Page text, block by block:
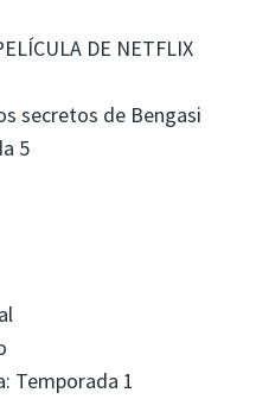
DE NETFLIX
secretos de Bengasi
5
Temporada 1